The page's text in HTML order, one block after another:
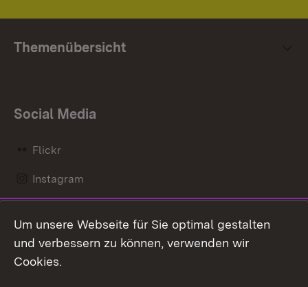
Themenübersicht
Social Media
Flickr
Instagram
Mastodon
Messenger
Um unsere Webseite für Sie optimal gestalten
und verbessern zu können, verwenden wir
Cookies.